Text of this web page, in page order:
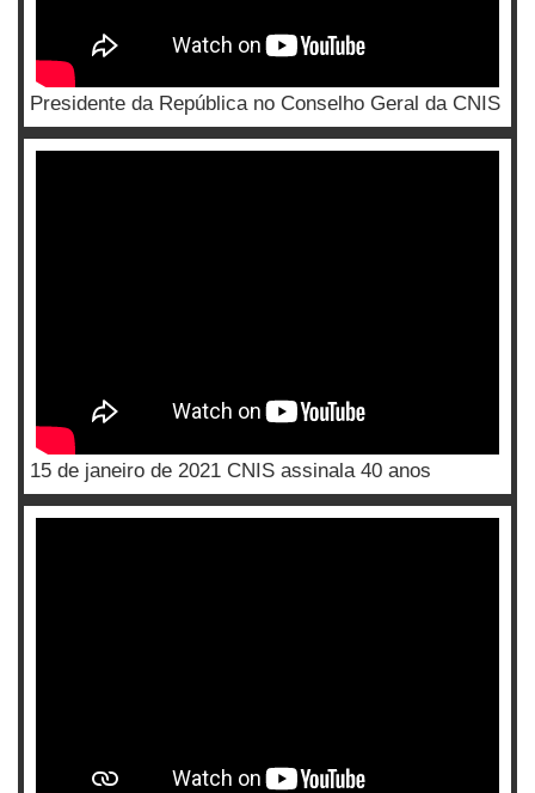
Presidente da República no Conselho Geral da CNIS
15 de janeiro de 2021 CNIS assinala 40 anos